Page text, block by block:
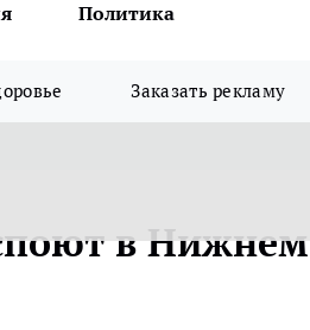
Политика
Заказать рекламу
в Нижнем